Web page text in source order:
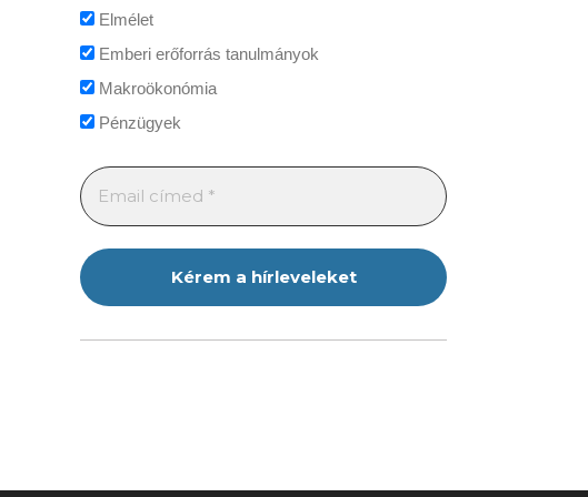
Elmélet
Emberi erőforrás tanulmányok
Makroökonómia
Pénzügyek